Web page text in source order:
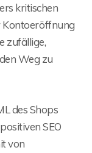
kritischen
Kontoeröffnung
zufällige,
Weg zu
des Shops
SEO
von